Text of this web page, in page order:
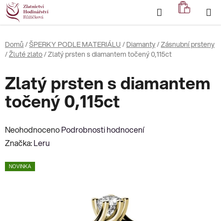
Přejít
na
obsah
Hledat
KOŠÍK
Domů /ŠPERKY PODLE MATERIÁLU / Diamanty/Zásnubní prsteny
/Žluté zlato/Zlatý prsten s diamantem točený 0,115ct
Zlatý prsten s diamantem
točený 0,115ct
Průměrné
hodnocení
je
NeohodnocenoPodrobnosti hodnocení
Značka:Leru
NOVINKA